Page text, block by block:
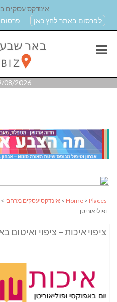
אינדקס עסקים
לפרסום באתר לחץ כאן
פרסום
2026 18:36
Home > Places
> אינדקס עסקים מרחבי
ופוליאוריטן
ציפוי איכות – ציפוי ואיטום